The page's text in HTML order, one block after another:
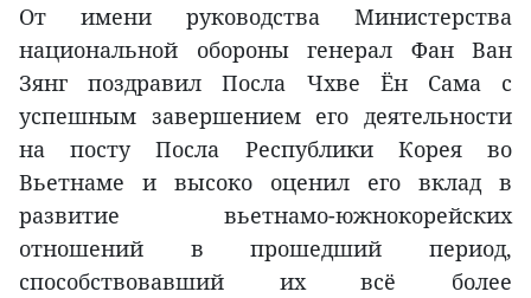
От имени руководства Министерства
национальной обороны генерал Фан Ван
Зянг поздравил Посла Чхве Ён Сама с
успешным завершением его деятельности
на посту Посла Республики Корея во
Вьетнаме и высоко оценил его вклад в
развитие вьетнамо-южнокорейских
отношений в прошедший период,
способствовавший их всё более